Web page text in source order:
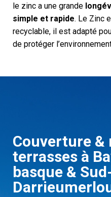
le zinc a une grande
simple et rapide. Le Zinc
recyclable, il est adapté
de protéger
Couverture &
terrasses à
basque &